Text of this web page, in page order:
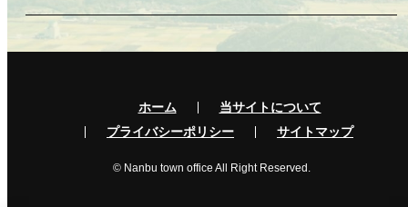
ホーム
当サイトについて
プライバシーポリシー
サイトマップ
© Nanbu town office All Right Reserved.